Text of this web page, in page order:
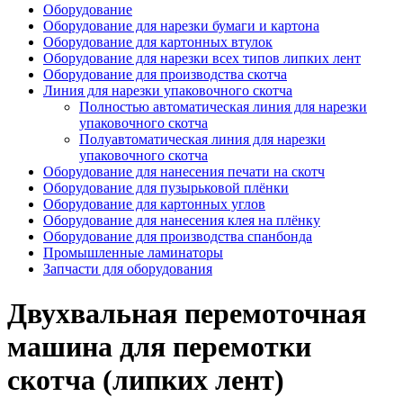
Оборудование
Оборудование для нарезки бумаги и картона
Оборудование для картонных втулок
Оборудование для нарезки всех типов липких лент
Оборудование для производства скотча
Линия для нарезки упаковочного скотча
Полностью автоматическая линия для нарезки
упаковочного скотча
Полуавтоматическая линия для нарезки
упаковочного скотча
Оборудование для нанесения печати на скотч
Оборудование для пузырьковой плёнки
Оборудование для картонных углов
Оборудование для нанесения клея на плёнку
Оборудование для производства спанбонда
Промышленные ламинаторы
Запчасти для оборудования
Двухвальная перемоточная
машина для перемотки
скотча (липких лент)